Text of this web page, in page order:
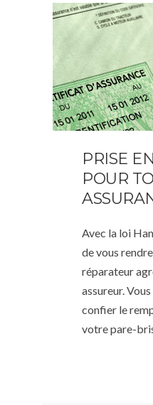
PRISE
POUR
Avec la loi
de vous
réparateur
assureur.
confier le
votre pare-